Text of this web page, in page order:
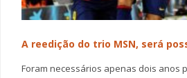
A reedição do trio MSN, será
Foram necessários apenas dois anos